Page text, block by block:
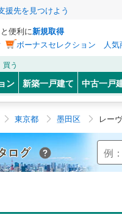
援先を見つけよう
便利に新規取得
ボーナスセレクション 人気
買う
ン 新築一戸建て 中古一戸
東京都 墨田区 レー
Yahoo!不動産 マンシ